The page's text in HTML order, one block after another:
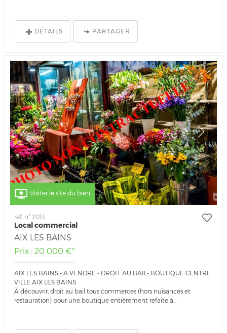
DÉTAILS PARTAGER
Visiter le site du bien
ref. n° 2013
Local commercial
AIX LES BAINS
Prix : 20 000 €*
AIX LES BAINS - A VENDRE - DROIT AU BAIL- BOUTIQUE CENTRE
VILLE AIX LES BAINS
À découvrir, droit au bail tous commerces (hors nuisances et
restauration) pour une boutique entièrement refaite à...